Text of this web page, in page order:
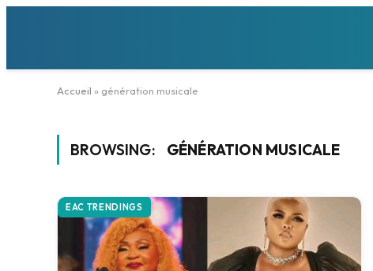
Accueil » génération musicale
BROWSING: GÉNÉRATION MUSICALE
EAC TRENDINGS